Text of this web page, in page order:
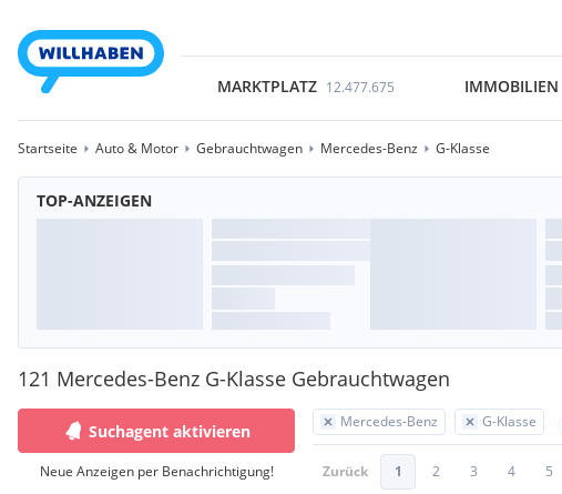
MARKTPLATZ 12.477.675 IMMOBILIEN
Startseite Auto & Motor Gebrauchtwagen Mercedes-Benz G-Klasse
TOP-ANZEIGEN
121 Mercedes-Benz G-Klasse Gebrauchtwagen
Mercedes-Benz G-Klasse
Zurück 1 2 3 4 5
Suchagent aktivieren
Neue Anzeigen per Benachrichtigung!